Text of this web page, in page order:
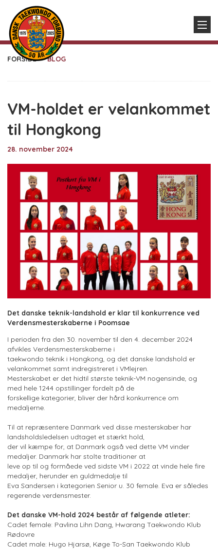
FORSIDE BLOG
VM-holdet er velankommet
til Hongkong
28. november 2024
Det danske teknik-landshold er klar til konkurrence ved
Verdensmesterskaberne i Poomsae
I perioden fra den 30. november til den 4. december 2024
afvikles Verdensmesterskaberne i
taekwondo teknik i Hongkong, og det danske landshold er
velankommet samt indregistreret i VMlejren.
Mesterskabet er det hidtil største teknik-VM nogensinde, og
med hele 1244 opstillinger fordelt på de
forskellige kategorier, bliver der hård konkurrence om
medaljerne.
Til at repræsentere Danmark ved disse mesterskaber har
landsholdsledelsen udtaget et stærkt hold,
der vil kæmpe for, at Danmark også ved dette VM vinder
medaljer. Danmark har stolte traditioner at
leve op til og formåede ved sidste VM i 2022 at vinde hele fire
medaljer, herunder en guldmedalje til
Eva Sandersen i kategorien Senior u. 30 female. Eva er således
regerende verdensmester.
Det danske VM-hold 2024 består af følgende atleter:
Cadet female: Pavlina Lihn Dang, Hwarang Taekwondo Klub
Rødovre
Cadet male: Hugo Hjarsø, Køge To-San Taekwondo Klub